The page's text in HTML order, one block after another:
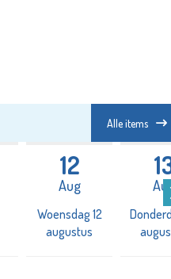
Alle items
12
Aug
Woensdag 12
augustus